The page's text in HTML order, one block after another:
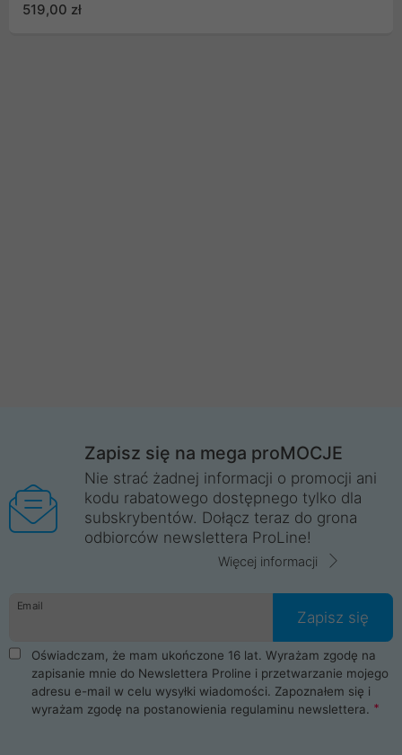
519,00 zł
Zapisz się na mega proMOCJE
Nie strać żadnej informacji o promocji ani
kodu rabatowego dostępnego tylko dla
subskrybentów. Dołącz teraz do grona
odbiorców newslettera ProLine!
Więcej informacji
Email
Zapisz się
Oświadczam, że mam ukończone 16 lat. Wyrażam zgodę na
zapisanie mnie do Newslettera Proline i przetwarzanie mojego
adresu e-mail w celu wysyłki wiadomości. Zapoznałem się i
wyrażam zgodę na postanowienia regulaminu newslettera.